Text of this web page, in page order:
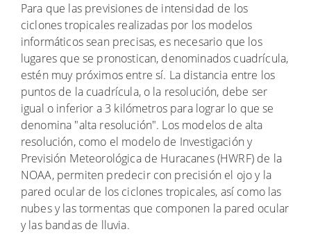
Para que las previsiones de intensidad de los
ciclones tropicales realizadas por los modelos
informáticos sean precisas, es necesario que los
lugares que se pronostican, denominados cuadrícula,
estén muy próximos entre sí. La distancia entre los
puntos de la cuadrícula, o la resolución, debe ser
igual o inferior a 3 kilómetros para lograr lo que se
denomina "alta resolución". Los modelos de alta
resolución, como el modelo de Investigación y
Previsión Meteorológica de Huracanes (HWRF) de la
NOAA, permiten predecir con precisión el ojo y la
pared ocular de los ciclones tropicales, así como las
nubes y las tormentas que componen la pared ocular
y las bandas de lluvia.